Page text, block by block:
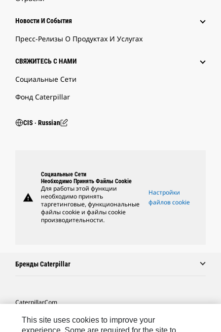
Новости И События
Пресс-Релизы О Продуктах И Услугах
СВЯЖИТЕСЬ С НАМИ
Социальные Сети
Фонд Caterpillar
CIS ‧ Russian
warning
Социальные Сети
Необходимо Принять Файлы Cookie
Для работы этой функции
необходимо принять
таргетинговые, функциональные
файлы cookie и файлы cookie
производительности.
Настройки
файлов cookie
Бренды Caterpillar
Caterpillar.com
Связаться С Caterpillar
This site uses cookies to improve your
experience. Some are required for the site to